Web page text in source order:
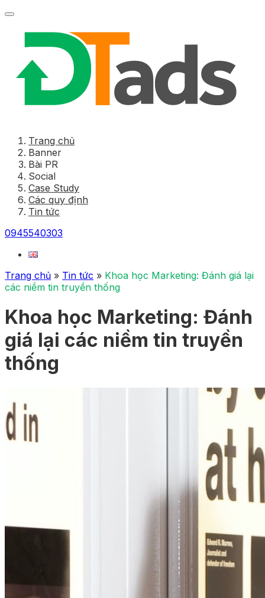
Trang chủ
Banner
Bài PR
Social
Case Study
Các quy định
Tin tức
0945540303
Trang chủ » Tin tức » Khoa học Marketing: Đánh giá lại
các niềm tin truyền thống
Khoa học Marketing: Đánh
giá lại các niềm tin truyền
thống